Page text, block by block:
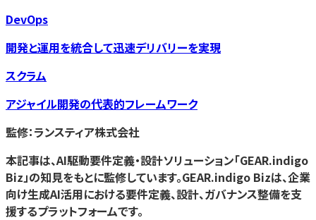
DevOps
開発と運用を統合して迅速デリバリーを実現
スクラム
アジャイル開発の代表的フレームワーク
監修：ランスティア株式会社
本記事は、AI駆動要件定義・設計ソリューション「GEAR.indigo
Biz」の知見をもとに監修しています。GEAR.indigo Bizは、企業
向け生成AI活用における要件定義、設計、ガバナンス整備を支
援するプラットフォームです。